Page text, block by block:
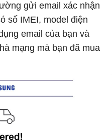
gửi email xác nhận
số IMEI, model điện
email của bạn và
mạng mà bạn đã mua